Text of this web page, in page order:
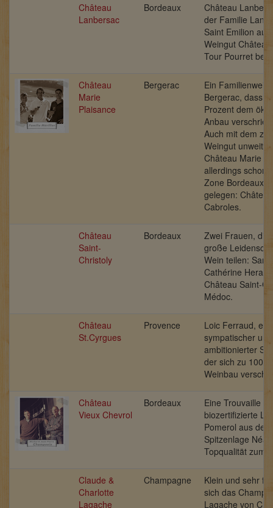
Château
Lanbersac
Bordeaux
Château
der Familie
Saint Emilion
Weingut
Tour Pourret
Château
Marie
Plaisance
Bergerac
Ein
Bergerac, dass
Prozent dem
Anbau
Auch mit dem
Weingut unweit
Château Marie
allerdings schon
Zone Bordeaux
gelegen:
Cabroles.
Château
Saint-
Christoly
Bordeaux
Zwei Frauen, die
große
Wein teilen:
Cathérine
Château Saint-
Médoc.
Château
St.Cyrgues
Provence
Loic Ferraud, ein
sympatischer und
ambitionierter
der sich zu
Weinbau
Château
Vieux Chevrol
Bordeaux
Eine Trouvaille
biozertifizierte
Pomerol aus der
Spitzenlage
Topqualität zum
Claude &
Charlotte
Lagache
Champagne
Klein und sehr
sich das
Lagache von